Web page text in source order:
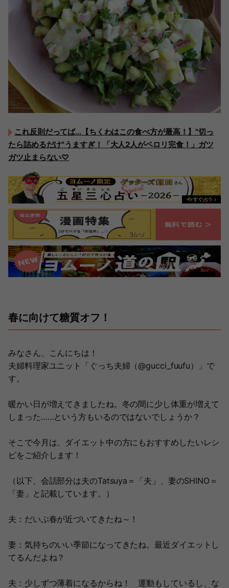
これ反則だってば...【ちくわはこの食べ方が最高！】"切っ
たら詰めるだけ"うますぎ！「大人2人がペロリ完食！」ガツ
ガツ止まらない♡
春に向けて糖質オフ！
みなさん、こんにちは！
夫婦料理家ユニット「ぐっち夫婦（@gucci_fuufu）」で
す。
暖かい日が増えてきましたね。冬の間に少し体重が増えて
しまった……という方もいるのではないでしょうか？
そこで今月は、ダイエット中の方にもおすすめしたいレシ
ピをご紹介します！
（以下、会話部分は夫のTatsuya＝「夫」、妻のSHINO＝
「妻」と記載しています。）
夫：だいぶ春が近づいてきたね～！
妻：気持ちのいい季節になってきたね。最近ダイエットし
てるんだよね？
夫：少しずつ薄着になるからね！ 運動もしているし、な